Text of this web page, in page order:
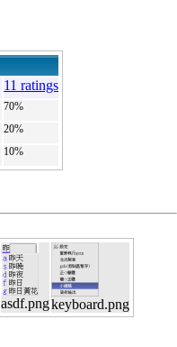
11 ratings
70%
20%
10%
asdf.pngkeyboard.png